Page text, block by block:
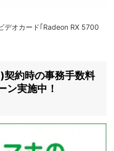
デオカード｢Radeon RX 5700
約時の事務手数料
ン実施中！